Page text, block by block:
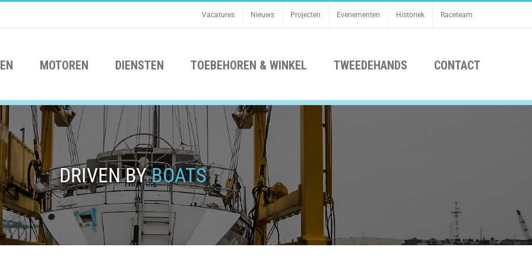
Vacatures Nieuws Projecten Evenementen Historiek Raceteam
MOTOREN DIENSTEN TOEBEHOREN & WINKEL TWEEDEHANDS CONTACT
DRIVEN BYBOATS